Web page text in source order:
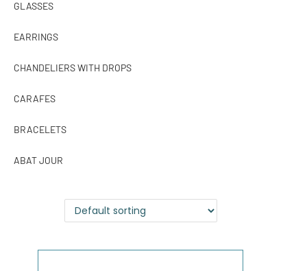
GLASSES
EARRINGS
CHANDELIERS WITH DROPS
CARAFES
BRACELETS
ABAT JOUR